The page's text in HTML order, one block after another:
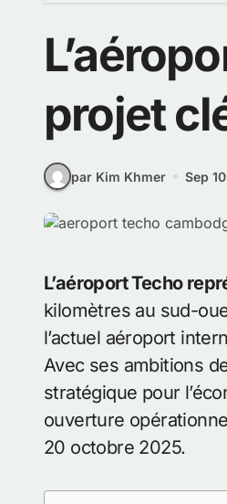
projet
par Kim Khmer Sep
L’aéroport Techo
kilomètres au sud-
l’actuel aéroport
Avec ses ambitions
stratégique pour
ouverture
20 octobre 2025.